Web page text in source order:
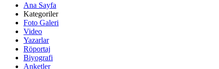
Ana Sayfa
Kategoriler
Foto Galeri
Video
Yazarlar
Röportaj
Biyografi
Anketler